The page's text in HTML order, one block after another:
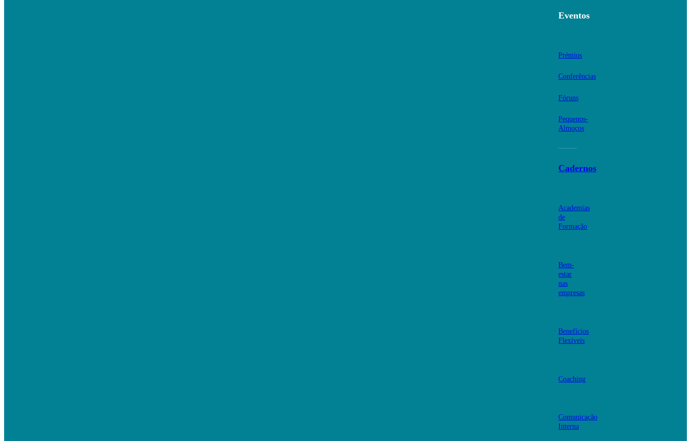
Eventos
Prémios
Conferências
Fóruns
Pequenos-
Almoços
Cadernos
Academias
de
Formação
Bem-
estar
nas
empresas
Benefícios
Flexíveis
Coaching
Comunicação
Interna